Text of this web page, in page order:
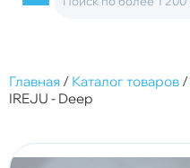
Главная / Каталог товаров /
IREJU - Deep